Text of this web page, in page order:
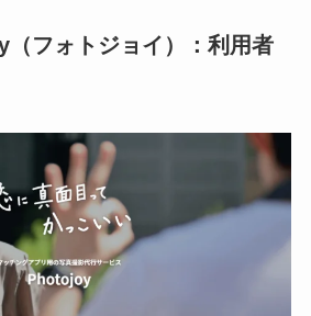
フォトジョイ）：利用者